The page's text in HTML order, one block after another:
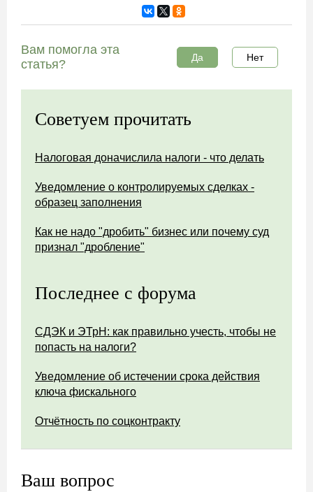
Вам помогла эта
статья?
Да Нет
Советуем прочитать
Налоговая доначислила налоги - что делать
Уведомление о контролируемых сделках -
образец заполнения
Как не надо "дробить" бизнес или почему суд
признал "дробление"
Последнее с форума
СДЭК и ЭТрН: как правильно учесть, чтобы не
попасть на налоги?
Уведомление об истечении срока действия
ключа фискального
Отчётность по соцконтракту
Ваш вопрос